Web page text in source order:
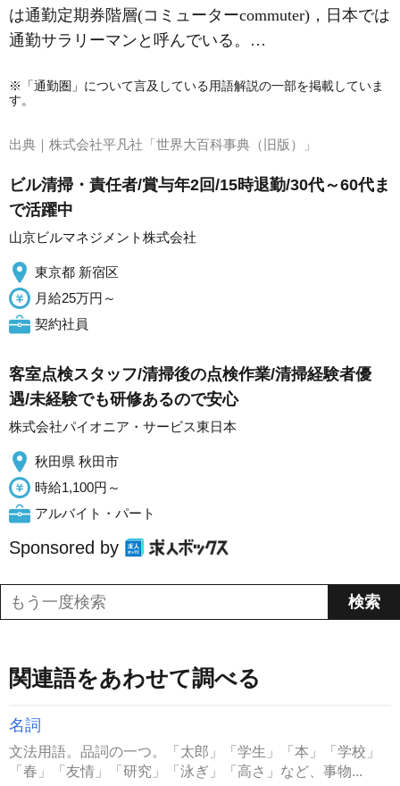
は通勤定期券階層(コミューターcommuter)，日本では
通勤サラリーマンと呼んでいる。…
※「通勤圏」について言及している用語解説の一部を掲載していま
す。
出典｜ 株式会社平凡社「世界大百科事典（旧版）」
ビル清掃・責任者/賞与年2回/15時退勤/30代～60代ま
で活躍中
山京ビルマネジメント株式会社
東京都 新宿区
月給25万円～
契約社員
客室点検スタッフ/清掃後の点検作業/清掃経験者優
遇/未経験でも研修あるので安心
株式会社パイオニア・サービス東日本
秋田県 秋田市
時給1,100円～
アルバイト・パート
Sponsored by
関連語をあわせて調べる
名詞
文法用語。品詞の一つ。「太郎」「学生」「本」「学校」
「春」「友情」「研究」「泳ぎ」「高さ」など、事物...